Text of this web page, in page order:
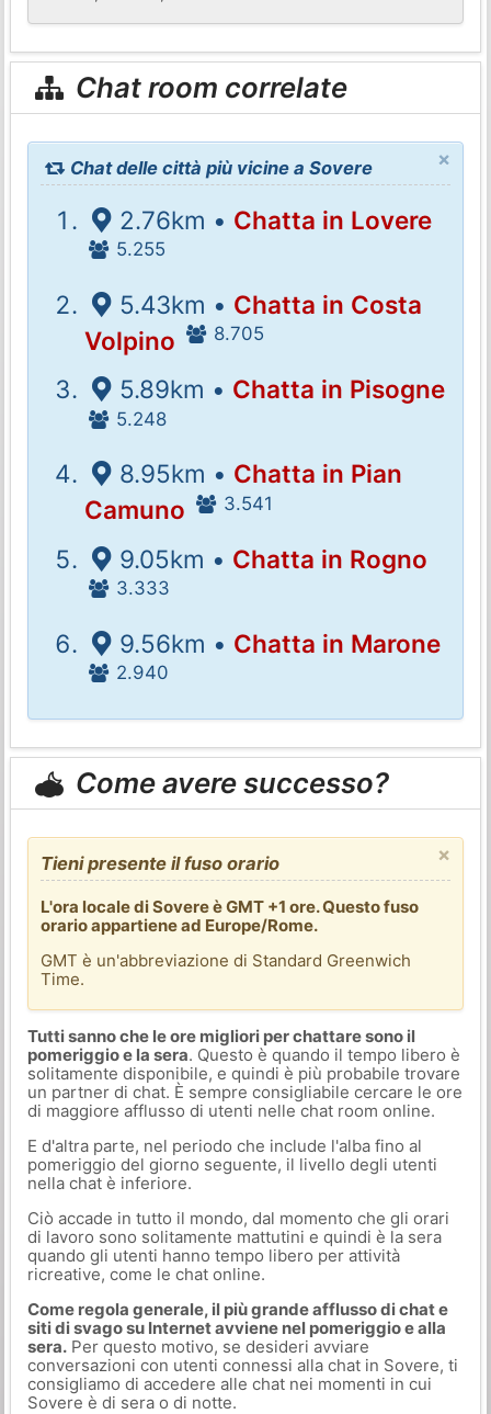
Chat room correlate
×
Chat delle città più vicine a Sovere
2.76km • Chatta in Lovere
5.255
5.43km • Chatta in Costa
Volpino
8.705
5.89km • Chatta in Pisogne
5.248
8.95km • Chatta in Pian
Camuno
3.541
9.05km • Chatta in Rogno
3.333
9.56km • Chatta in Marone
2.940
Come avere successo?
×
Tieni presente il fuso orario
L'ora locale di Sovere è GMT +1 ore. Questo fuso
orario appartiene ad Europe/Rome.
GMT è un'abbreviazione di Standard Greenwich
Time.
Tutti sanno che le ore migliori per chattare sono il
pomeriggio e la sera. Questo è quando il tempo libero è
solitamente disponibile, e quindi è più probabile trovare
un partner di chat. È sempre consigliabile cercare le ore
di maggiore afflusso di utenti nelle chat room online.
E d'altra parte, nel periodo che include l'alba fino al
pomeriggio del giorno seguente, il livello degli utenti
nella chat è inferiore.
Ciò accade in tutto il mondo, dal momento che gli orari
di lavoro sono solitamente mattutini e quindi è la sera
quando gli utenti hanno tempo libero per attività
ricreative, come le chat online.
Come regola generale, il più grande afflusso di chat e
siti di svago su Internet avviene nel pomeriggio e alla
sera.Per questo motivo, se desideri avviare
conversazioni con utenti connessi alla chat in Sovere, ti
consigliamo di accedere alle chat nei momenti in cui
Sovere è di sera o di notte.